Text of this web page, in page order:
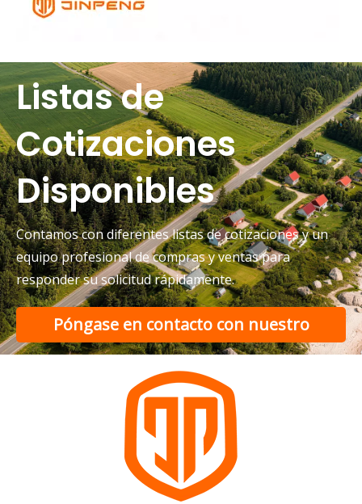
Rickshaw eléctrico versus triciclo eléctrico de pasajeros para transporte urbano
Compare los rickshaws eléctricos con los triciclos
Listas de
Cotizaciones
Disponibles
Contamos con diferentes listas de cotizaciones y un
equipo profesional de compras y ventas para
responder su solicitud rápidamente.
Póngase en contacto con nuestro
equipo de soporte